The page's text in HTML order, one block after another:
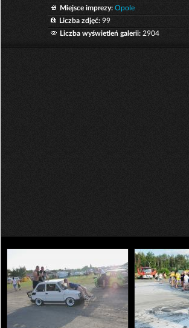
Miejsce imprezy: Opole
Liczba zdjęć: 99
Liczba wyświetleń galerii: 2904